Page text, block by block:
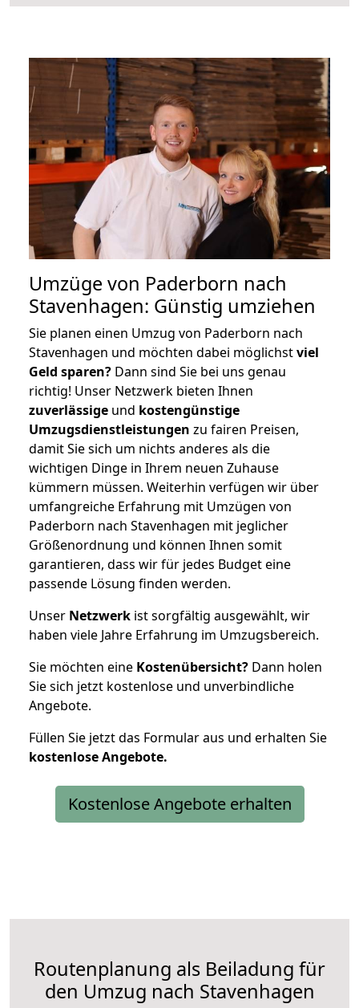
Umzüge von Paderborn nach
Stavenhagen: Günstig umziehen
Sie planen einen Umzug von Paderborn nach
Stavenhagen und möchten dabei möglichstviel
Geld sparen? Dann sind Sie bei uns genau
richtig! Unser Netzwerk bieten Ihnen
zuverlässige und kostengünstige
Umzugsdienstleistungen zu fairen Preisen,
damit Sie sich um nichts anderes als die
wichtigen Dinge in Ihrem neuen Zuhause
kümmern müssen. Weiterhin verfügen wir über
umfangreiche Erfahrung mit Umzügen von
Paderborn nach Stavenhagen mit jeglicher
Größenordnung und können Ihnen somit
garantieren, dass wir für jedes Budget eine
passende Lösung finden werden.
Unser Netzwerk ist sorgfältig ausgewählt, wir
haben viele Jahre Erfahrung im Umzugsbereich.
Sie möchten eine Kostenübersicht? Dann holen
Sie sich jetzt kostenlose und unverbindliche
Angebote.
Füllen Sie jetzt das Formular aus und erhalten Sie
kostenloseAngebote.
Kostenlose Angebote erhalten
Routenplanung als Beiladung für
den Umzug nach Stavenhagen